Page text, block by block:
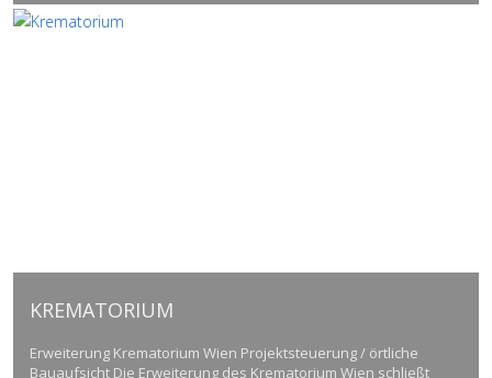
KREMATORIUM
Erweiterung Krematorium Wien Projektsteuerung / örtliche
Bauaufsicht Die Erweiterung des Krematorium Wien schließt